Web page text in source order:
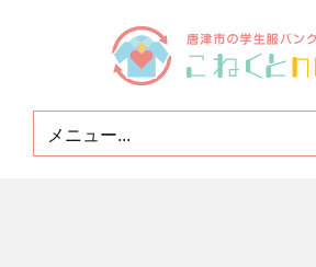
メニュー...